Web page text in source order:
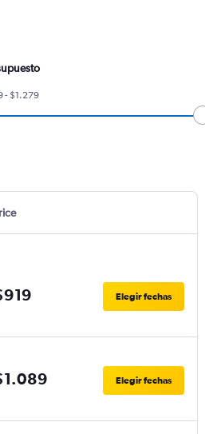
- $1.279
Elegir fechas
Elegir fechas